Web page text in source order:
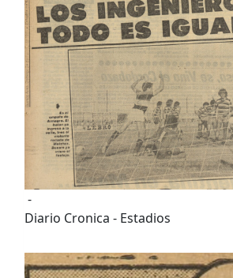
-
Diario Cronica - Estadios